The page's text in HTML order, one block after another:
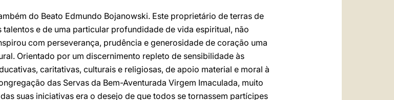
do Beato Edmundo Bojanowski. Este proprietário de terras de
e de uma particular profundidade de vida espiritual, não
com perseverança, prudência e generosidade de coração uma
Orientado por um discernimento repleto de sensibilidade às
caritativas, culturais e religiosas, de apoio material e moral à
das Servas da Bem-Aventurada Virgem Imaculada, muito
suas iniciativas era o desejo de que todos se tornassem partícipes